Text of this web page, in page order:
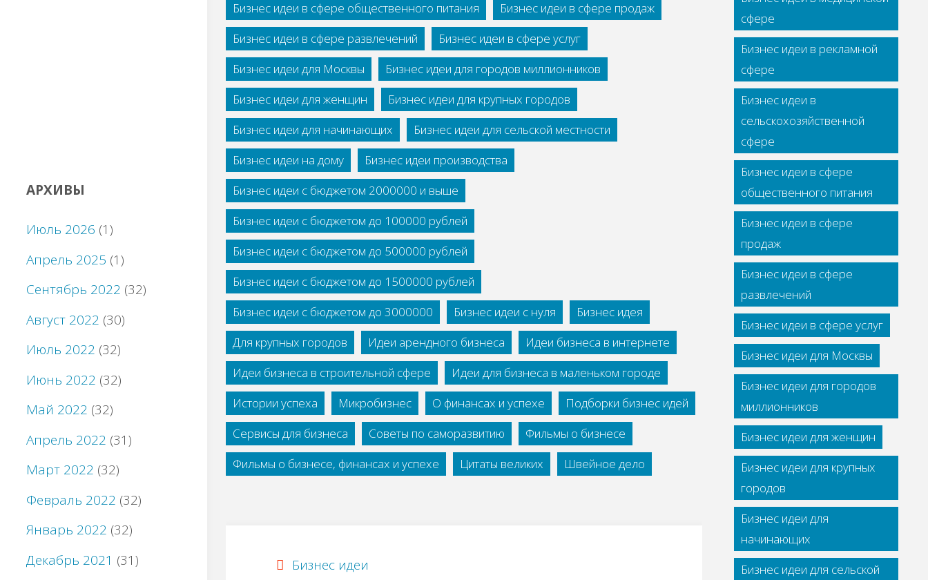
Бизнес идеи в сфере общественного питания
Бизнес идеи в сфере продаж
Бизнес идеи в сфере развлечений
Бизнес идеи в сфере услуг
Бизнес идеи для Москвы
Бизнес идеи для городов миллионников
Бизнес идеи для женщин
Бизнес идеи для крупных городов
Бизнес идеи для начинающих
Бизнес идеи для сельской местности
Бизнес идеи на дому
Бизнес идеи производства
Бизнес идеи с бюджетом 2000000 и выше
Бизнес идеи с бюджетом до 100000 рублей
Бизнес идеи с бюджетом до 500000 рублей
Бизнес идеи с бюджетом до 1500000 рублей
Бизнес идеи с бюджетом до 3000000
Бизнес идеи с нуля
Бизнес идея
Для крупных городов
Идеи арендного бизнеса
Идеи бизнеса в интернете
Идеи бизнеса в строительной сфере
Идеи для бизнеса в маленьком городе
Истории успеха
Микробизнес О финансах и успехе
Подборки бизнес идей
Сервисы для бизнеса
Советы по саморазвитию
Фильмы о бизнесе
Фильмы о бизнесе, финансах и успехе
Цитаты великих Швейное дело
Бизнес идеи
АРХИВЫ
Июль 2026 (1)
Апрель 2025 (1)
Сентябрь 2022 (32)
Август 2022 (30)
Июль 2022 (32)
Июнь 2022 (32)
Май 2022 (32)
Апрель 2022 (31)
Март 2022 (32)
Февраль 2022 (32)
Январь 2022 (32)
Декабрь 2021 (31)
сфере
Бизнес идеи в рекламной
сфере
Бизнес идеи в
сельскохозяйственной
сфере
Бизнес идеи в сфере
общественного питания
Бизнес идеи в сфере
продаж
Бизнес идеи в сфере
развлечений
Бизнес идеи в сфере услуг
Бизнес идеи для Москвы
Бизнес идеи для городов
миллионников
Бизнес идеи для женщин
Бизнес идеи для крупных
городов
Бизнес идеи для
начинающих
Бизнес идеи для сельской